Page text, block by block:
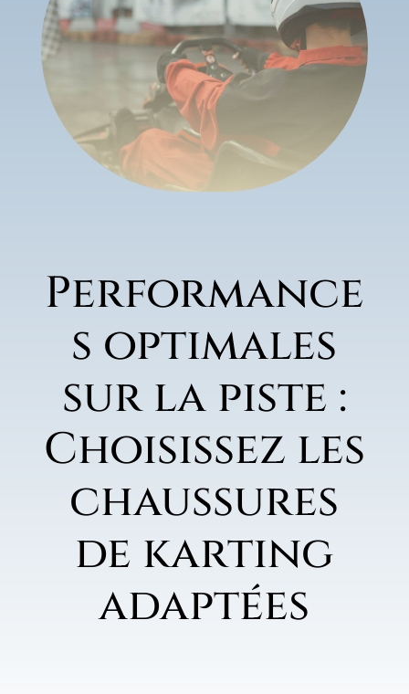
Performance
s optimales
sur la piste :
Choisissez les
chaussures
de karting
adaptées